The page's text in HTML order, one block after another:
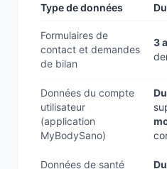
Type de données
Formulaires de
contact et demandes
de bilan
3
Données du compte
utilisateur
(application
MyBodySano)
Données de santé